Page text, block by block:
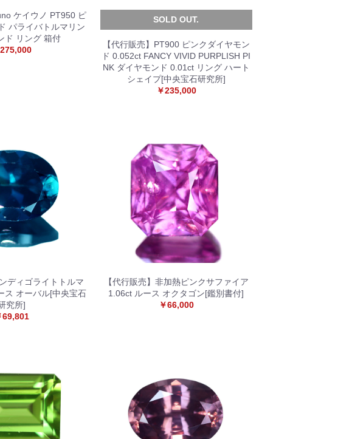
ケイウノ PT950 ピ
パライバトルマリン
ド リング 箱付
275,000
SOLD OUT.
【代行販売】PT900 ピンクダイヤモン
ド 0.052ct FANCY VIVID PURPLISH PI
NK ダイヤモンド 0.01ct リング ハート
シェイプ[中央宝石研究所]
￥235,000
ディゴライトトルマ
ス オーバル[中央宝石
究所]
69,801
【代行販売】非加熱ピンクサファイア
1.06ct ルース オクタゴン[鑑別書付]
￥66,000